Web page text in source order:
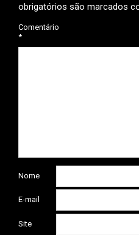
obrigatórios são marcados
Comentário
*
Nome
E-mail
Site